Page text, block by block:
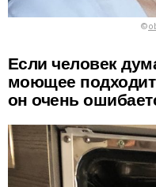
©
Если человек
моющее
он очень